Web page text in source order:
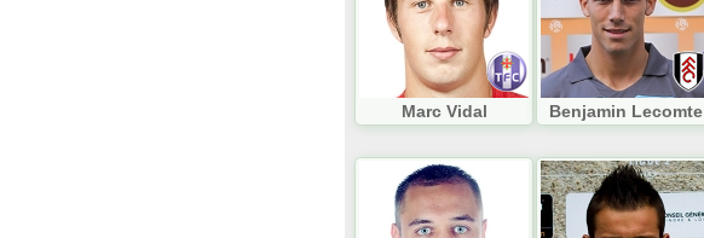
Marc Vidal Benjamin Lecomte